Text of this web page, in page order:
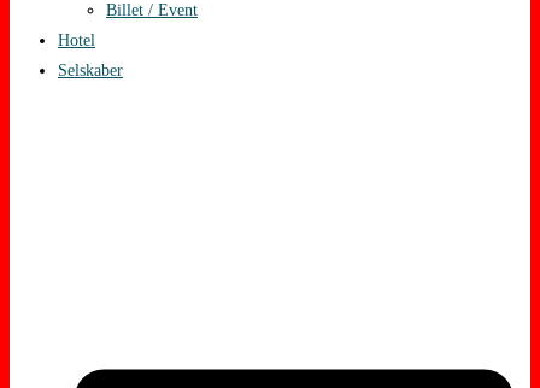
Billet / Event
Hotel
Selskaber